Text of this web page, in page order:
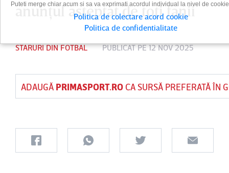
anunţul aşteptat de toţi fanii
STARURI DIN FOTBAL PUBLICAT PE 12 NOV 2025
ADAUGĂ PRIMASPORT.ROCA SURSĂ PREFERATĂ ÎN
Puteti merge chiar acum si sa va exprimati acordul individual la nivel de
Politica de colectare acord cookie
Politica de confidentialitate